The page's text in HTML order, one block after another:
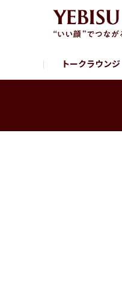
トークラウンジ
サッポロ